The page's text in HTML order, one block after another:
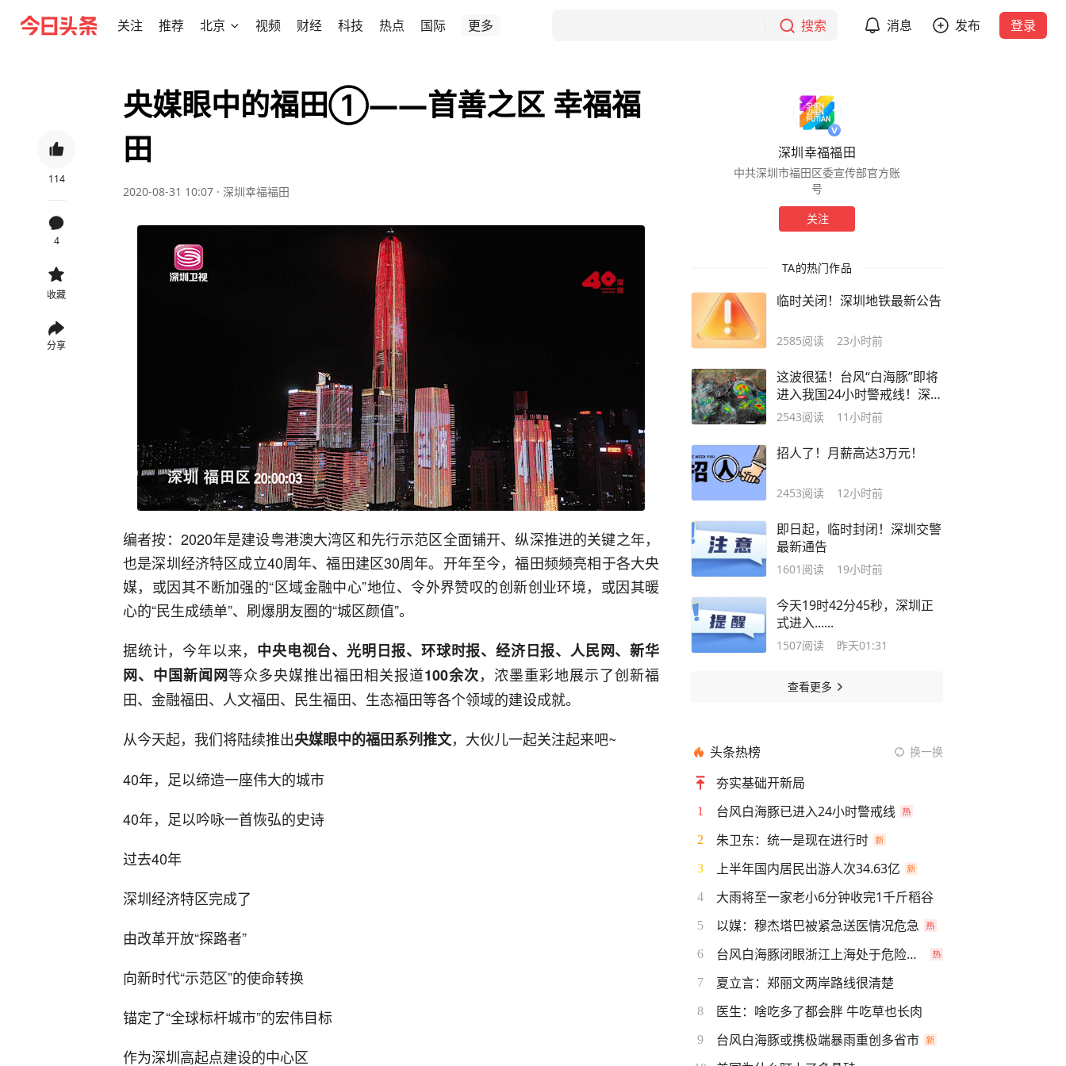
关注 推荐 北京 视频 财经 科技 热点 国际 更多 搜索 消息 发布 登录
114
4
收藏
分享
央媒眼中的福田①——首善之区 幸福福
田
2020-08-31 10:07 · 深圳幸福福田
编者按：2020年是建设粤港澳大湾区和先行示范区全面铺开、纵深推进的关键之年，
也是深圳经济特区成立40周年、福田建区30周年。开年至今，福田频频亮相于各大央
媒，或因其不断加强的“区域金融中心”地位、令外界赞叹的创新创业环境，或因其暖
心的“民生成绩单”、刷爆朋友圈的“城区颜值”。
据统计，今年以来， 中央电视台、光明日报、环球时报、经济日报、人民网、新华
网、中国新闻网等众多央媒推出福田相关报道100余次，浓墨重彩地展示了创新福
田、金融福田、人文福田、民生福田、生态福田等各个领域的建设成就。
从今天起，我们将陆续推出央媒眼中的福田系列推文，大伙儿一起关注起来吧~
40年，足以缔造一座伟大的城市
40年，足以吟咏一首恢弘的史诗
过去40年
深圳经济特区完成了
由改革开放“探路者”
向新时代“示范区”的使命转换
锚定了“全球标杆城市”的宏伟目标
作为深圳高起点建设的中心区
深圳幸福福田
中共深圳市福田区委宣传部官方账
号
关注
TA的热门作品
临时关闭！深圳地铁最新公告
2585阅读 23小时前
这波很猛！台风“白海豚”即将
进入我国24小时警戒线！深圳
周末天气……
2543阅读 11小时前
招人了！月薪高达3万元！
2453阅读 12小时前
即日起，临时封闭！深圳交警
最新通告
1601 阅读 19小时前
今天19时42分45秒，深圳正
式进入......
1507阅读 昨天01:31
查看更多
头条热榜 换一换
夯实基础开新局
1 台风白海豚已进入24小时警戒线
2 朱卫东：统一是现在进行时
3 上半年国内居民出游人次34.63亿
4 大雨将至一家老小6分钟收完1千斤稻谷
5 以媒：穆杰塔巴被紧急送医情况危急
6 台风白海豚闭眼浙江上海处于危险半圆
7 夏立言：郑丽文两岸路线很清楚
8 医生：啥吃多了都会胖 牛吃草也长肉
9 台风白海豚或携极端暴雨重创多省市